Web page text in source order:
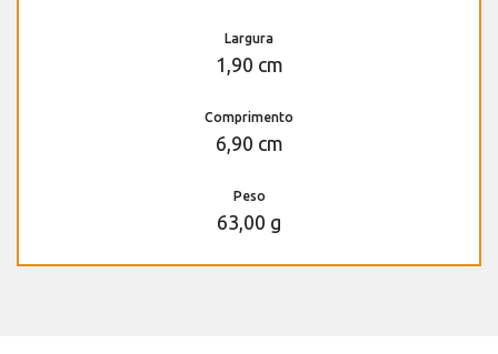
Largura
1,90 cm
Comprimento
6,90 cm
Peso
63,00 g